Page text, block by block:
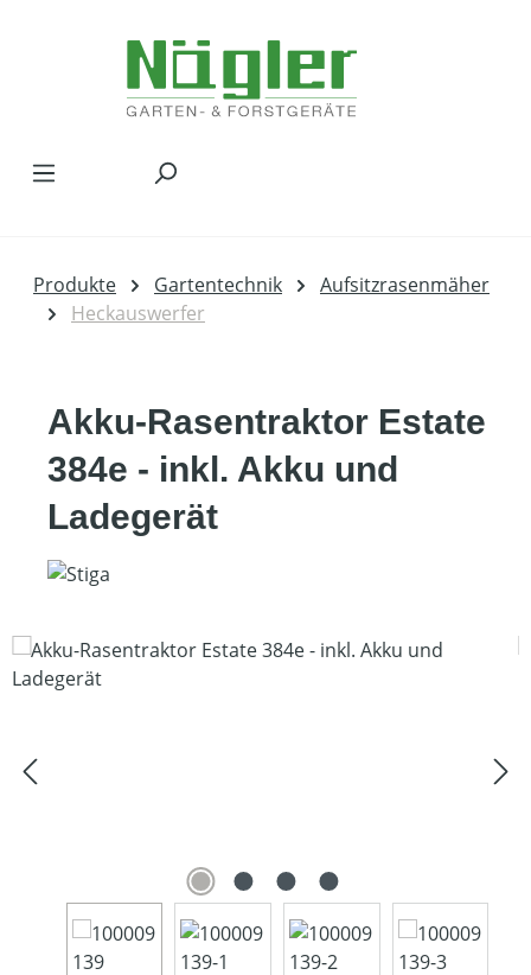
Produkte Gartentechnik
Aufsitzrasenmäher
Heckauswerfer
Akku-Rasentraktor Estate
384e - inkl. Akku und
Ladegerät
Bildergalerie überspringen